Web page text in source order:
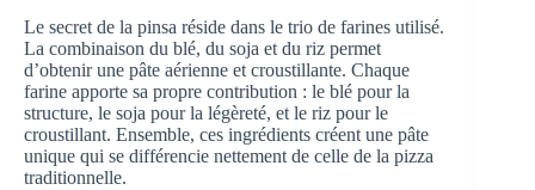
Le secret de la pinsa réside dans le trio de farines utilisé.
La combinaison du blé, du soja et du riz permet
d’obtenir une pâte aérienne et croustillante. Chaque
farine apporte sa propre contribution : le blé pour la
structure, le soja pour la légèreté, et le riz pour le
croustillant. Ensemble, ces ingrédients créent une pâte
unique qui se différencie nettement de celle de la pizza
traditionnelle.